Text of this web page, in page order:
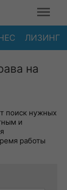
ЛИЗИНГ
на
поиск нужных
и
работы